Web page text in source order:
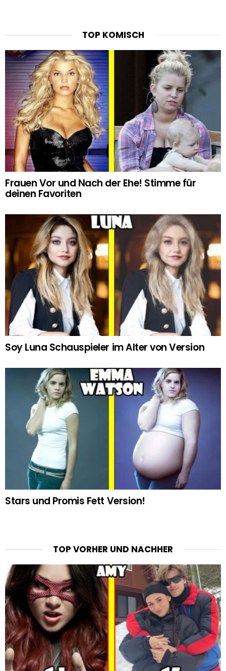
TOP KOMISCH
Frauen Vor und Nach der Ehe! Stimme für
deinen Favoriten
Soy Luna Schauspieler im Alter von Version
Stars und Promis Fett Version!
TOP VORHER UND NACHHER